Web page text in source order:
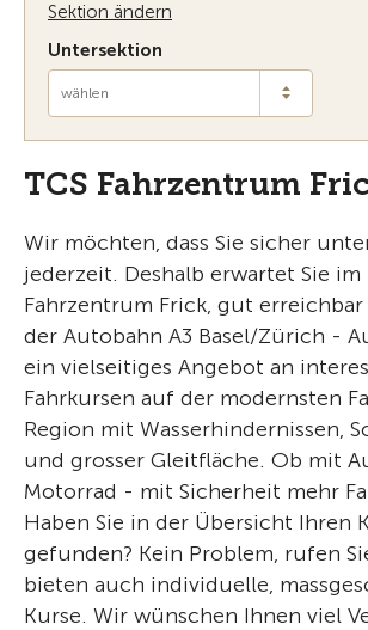
Sektion ändern
Untersektion
wählen
TCS Fahrzentrum
Wir möchten, dass Sie sicher
jederzeit. Deshalb erwartet Sie im
Fahrzentrum Frick, gut
der Autobahn A3 Basel/Zürich -
ein vielseitiges Angebot an
Fahrkursen auf der modernsten
Region mit Wasserhindernissen,
und grosser Gleitfläche. Ob mit
Motorrad - mit Sicherheit mehr
Haben Sie in der Übersicht Ihren
gefunden? Kein Problem, rufen
bieten auch individuelle,
Kurse. Wir wünschen Ihnen viel